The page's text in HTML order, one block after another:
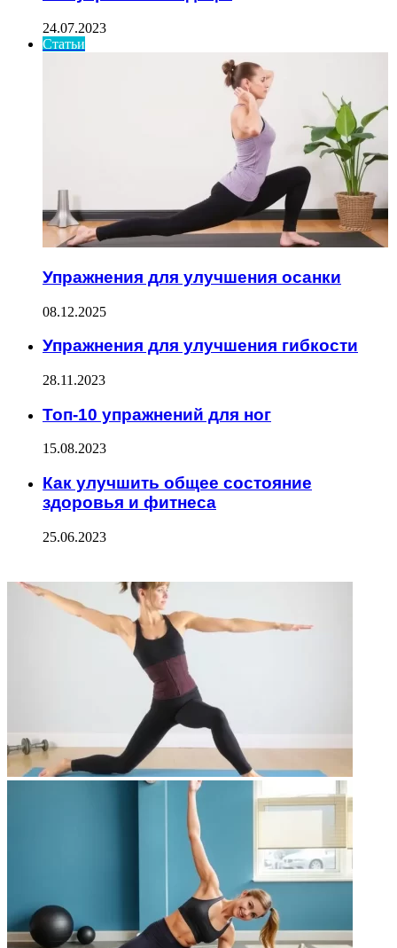
24.07.2023
Статьи
Упражнения для улучшения осанки
08.12.2025
Упражнения для улучшения гибкости
28.11.2023
Топ-10 упражнений для ног
15.08.2023
Как улучшить общее состояние
здоровья и фитнеса
25.06.2023